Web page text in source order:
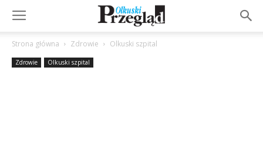
Strona główna Zdrowie Olkuski szpital
Zdrowie Olkuski szpital